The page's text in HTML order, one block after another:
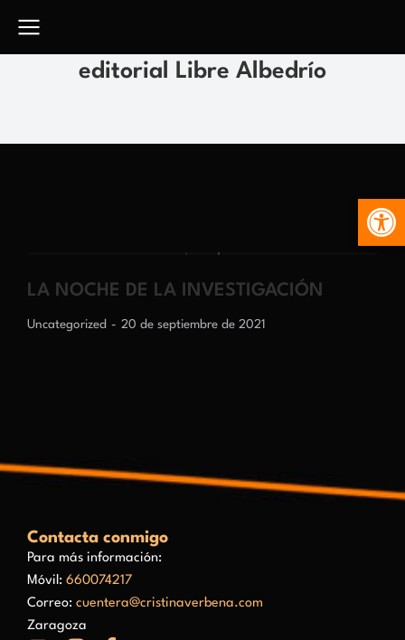
editorial Libre Albedrío
LA NOCHE DE LA INVESTIGACIÓN
Uncategorized 20 de septiembre de 2021
Contacta conmigo
Para más información:
Móvil: 660074217
Correo: cuentera@cristinaverbena.com
Zaragoza